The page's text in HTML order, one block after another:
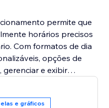
permite que
horários precisos
Com formatos de dia
opções de
e exibir
e gráficos